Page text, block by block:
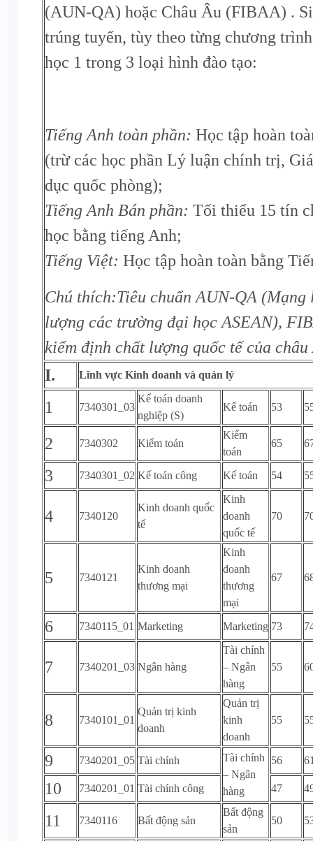
(AUN-QA) hoặc Châu Âu (FIBAA) .
trúng tuyển, tùy theo từng chương
học 1 trong 3 loại hình đào tạo:
Tiếng Anh toàn phần: Học tập hoàn
(trừ các học phần Lý luận chính trị,
dục quốc phòng);
Tiếng Anh Bán phần: Tối thiểu 15 tín
học bằng tiếng Anh;
Tiếng Việt: Học tập hoàn toàn bằng
Chú thích:Tiêu chuẩn AUN-QA
lượng các trường đại học ASEAN),
kiểm định chất lượng quốc tế của châu
I.
Lĩnh vực Kinh doanh và quản lý
1 7340301_03
Kế toán doanh
nghiệp (S)
Kế toán 53
2 7340302 Kiểm toán
Kiểm
toán
65
3 7340301_02 Kế toán công Kế toán 54
4 7340120
Kinh doanh quốc
tế
Kinh
doanh
quốc tế
70
5 7340121
Kinh doanh
thương mại
Kinh
doanh
thương
mại
67
6 7340115_01 Marketing Marketing 73
7 7340201_03 Ngân hàng
Tài chính
– Ngân
hàng
55
8 7340101_01
Quản trị kinh
doanh
Quản trị
kinh
doanh
55
9 7340201_05 Tài chính
Tài chính
– Ngân
hàng
56
10 7340201_01 Tài chính công 47
11 7340116 Bất động sản
Bất động
sản
50